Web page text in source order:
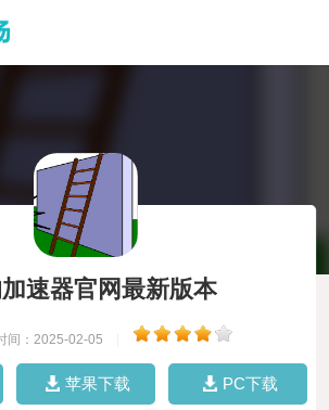
加速器官网最新版本
间：2025-02-05
苹果下载 PC下载